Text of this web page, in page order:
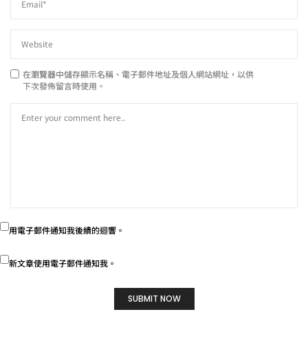
在瀏覽器中儲存顯示名稱、電子郵件地址及個人網站網址，以供
下次發佈留言時使用。
用電子郵件通知我後續的迴響。
新文章使用電子郵件通知我。